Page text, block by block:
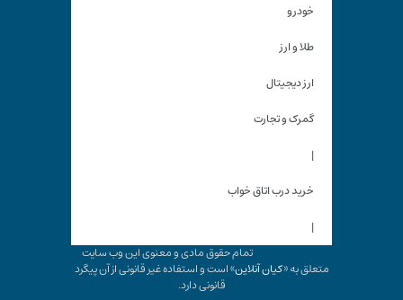
خودرو
طلا و ارز
ارز دیجیتال
گمرک و تجارت
|
خرید درب اتاق خواب
|
تمام حقوق مادی و معنوی این وب سایت
متعلق به «کیان آنلاین» است و استفاده غیر قانونی از آن پیگرد
قانونی دارد.